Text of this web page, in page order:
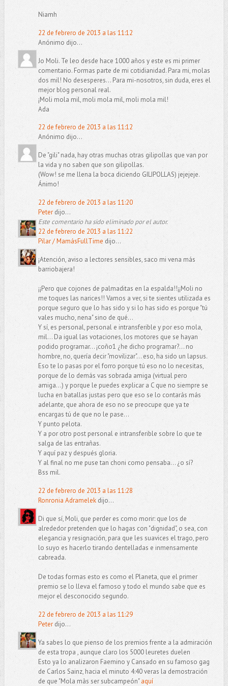
Niamh
22 de febrero de 2013 a las 11:12
Anónimo dijo...
Jo Moli. Te leo desde hace 1000 años y este es mi primer
comentario. Formas parte de mi cotidianidad. Para mi, molas
dos mil! No desesperes... Para mi-nosotros, sin duda, eres el
mejor blog personal real.
¡Moli mola mil, moli mola mil, moli mola mil!
Ada
22 de febrero de 2013 a las 11:12
Anónimo dijo...
De "gili" nada, hay otras muchas otras gilipollas que van por
la vida y no saben que son gilipollas.
(Wow! se me llena la boca diciendo GILIPOLLAS) jejejeje.
Ánimo!
22 de febrero de 2013 a las 11:20
Peterdijo...
Este comentario ha sido eliminado por el autor.
22 de febrero de 2013 a las 11:22
Pilar / MamásFullTime dijo...
¡Atención, aviso a lectores sensibles, saco mi vena más
barriobajera!
¡¡Pero que cojones de palmaditas en la espalda!!¡¡Moli no
me toques las narices!! Vamos a ver, si te sientes utilizada es
porque seguro que lo has sido y si lo has sido es porque "tú
vales mucho, nena" sino de qué...
Y sí, es personal, personal e intransferible y por eso mola,
mil... Da igual las votaciones, los motores que se hayan
podido programar... ¡coño1 ¿he dicho programar?... no
hombre, no, quería decir "movilizar"... eso, ha sido un lapsus.
Eso te lo pasas por el forro porque tú eso no lo necesitas,
porque de lo demás vas sobrada amiga (virtual pero
amiga...) y porque le puedes explicar a C que no siempre se
lucha en batallas justas pero que eso se lo contarás más
adelante, que ahora de eso no se preocupe que ya te
encargas tú de que no le pase...
Y punto pelota.
Y a por otro post personal e intransferible sobre lo que te
salga de las entrañas.
Y aquí paz y después gloria.
Y al final no me puse tan choni como pensaba... ¿o sí?
Bss mil.
22 de febrero de 2013 a las 11:28
Ronronia Adramelekdijo...
Di que sí, Moli, que perder es como morir: que los de
alrededor pretenden que lo hagas con "dignidad", o sea, con
elegancia y resignación, para que les suavices el trago, pero
lo suyo es hacerlo tirando dentelladas e inmensamente
cabreada.
De todas formas esto es como el Planeta, que el primer
premio se lo lleva el famoso y todo el mundo sabe que es
mejor el desconocido segundo.
22 de febrero de 2013 a las 11:29
Peterdijo...
Ya sabes lo que pienso de los premios frente a la admiración
de esta tropa , aunque claro los 5000 leuretes duelen
Esto ya lo analizaron Faemino y Cansado en su famoso gag
de Carlos Sainz, hacia el minuto 4:40 veras la demostración
de que "Mola màs ser subcampeón"aquí